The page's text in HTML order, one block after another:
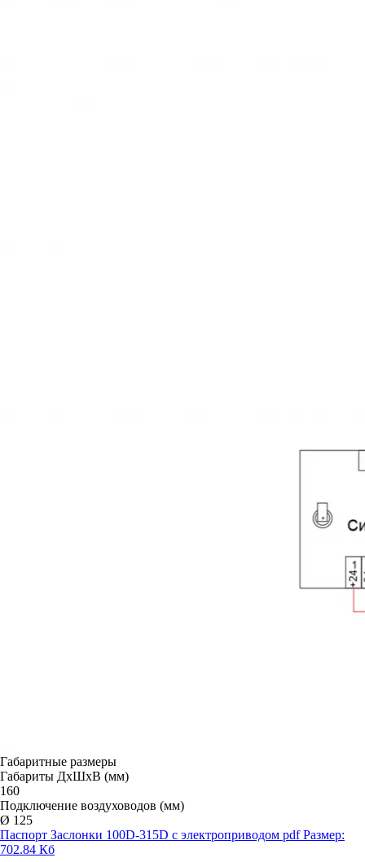
Габаритные размеры
Габариты ДxШxВ (мм)
160
Подключение воздуховодов (мм)
Ø 125
Паспорт Заслонки 100D-315D с электроприводом pdf Размер:
702.84 Кб